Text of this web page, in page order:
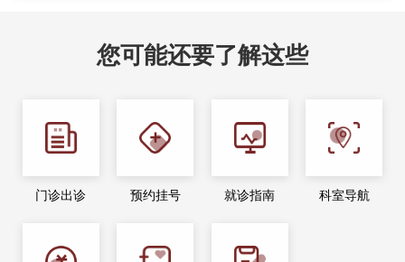
您可能还要了解这些
门诊出诊 预约挂号 就诊指南 科室导航